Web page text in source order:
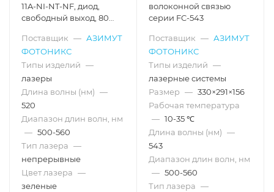
11A-NI-NT-NF, диод,
свободный выход, 80
Поставщик — АЗИМУТ
ФОТОНИКС
Типы изделий —
лазеры
Длина волны (нм) —
520
Диапазон длин волн, нм
— 500-560
Тип лазера —
непрерывные
Цвет лазера —
зеленые
волоконной связью
серии FC-543
Поставщик — АЗИМУТ
ФОТОНИКС
Типы изделий —
лазерные системы
Размер — 330×291×156
Рабочая температура
— 10-35 ℃
Длина волны (нм) —
543
Диапазон длин волн, нм
— 500-560
Тип лазера —